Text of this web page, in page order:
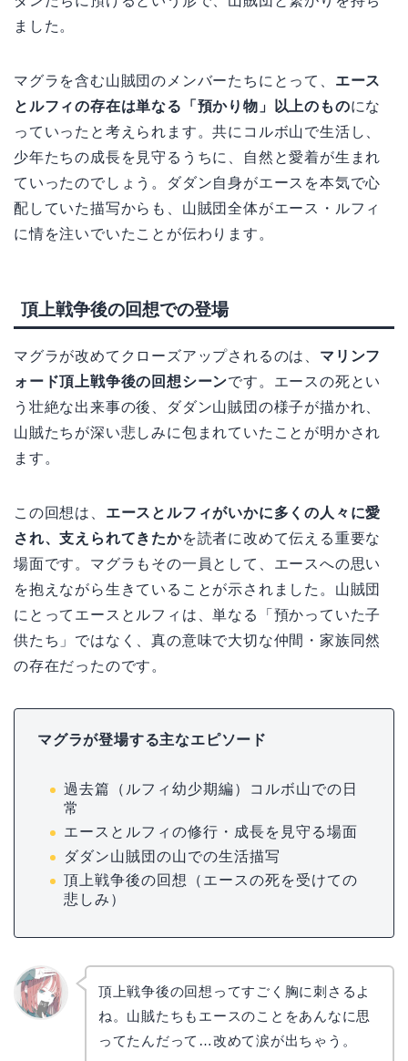
ました。
マグラを含む山賊団のメンバーたちにとって、 エース
とルフィの存在は単なる「預かり物」以上のものにな
っていったと考えられます。共にコルボ山で生活し、
少年たちの成長を見守るうちに、自然と愛着が生まれ
ていったのでしょう。ダダン自身がエースを本気で心
配していた描写からも、山賊団全体がエース・ルフィ
に情を注いでいたことが伝わります。
頂上戦争後の回想での登場
マグラが改めてクローズアップされるのは、 マリンフ
ォード頂上戦争後の回想シーンです。エースの死とい
う壮絶な出来事の後、ダダン山賊団の様子が描かれ、
山賊たちが深い悲しみに包まれていたことが明かされ
ます。
この回想は、 エースとルフィがいかに多くの人々に愛
され、支えられてきたかを読者に改めて伝える重要な
場面です。マグラもその一員として、エースへの思い
を抱えながら生きていることが示されました。山賊団
にとってエースとルフィは、単なる「預かっていた子
供たち」ではなく、真の意味で大切な仲間・家族同然
の存在だったのです。
マグラが登場する主なエピソード
過去篇（ルフィ幼少期編）コルボ山での日
常
エースとルフィの修行・成長を見守る場面
ダダン山賊団の山での生活描写
頂上戦争後の回想（エースの死を受けての
悲しみ）
頂上戦争後の回想ってすごく胸に刺さるよ
ね。山賊たちもエースのことをあんなに思
ってたんだって…改めて涙が出ちゃう。